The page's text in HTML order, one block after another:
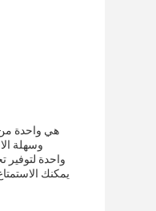
وسهلة